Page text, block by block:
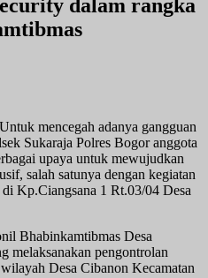
dalam rangka
mencegah adanya gangguan
Sukaraja Polres Bogor anggota
upaya untuk mewujudkan
salah satunya dengan kegiatan
Kp.Ciangsana 1 Rt.03/04 Desa
Bhabinkamtibmas Desa
melaksanakan pengontrolan
Desa Cibanon Kecamatan